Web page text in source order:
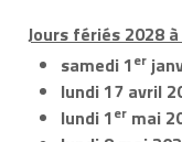
Jours fériés 2028
samedi 1er
lundi 17 avril
lundi 1er mai